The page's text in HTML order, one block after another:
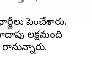
పెంచేశారు.
లక్షమంది